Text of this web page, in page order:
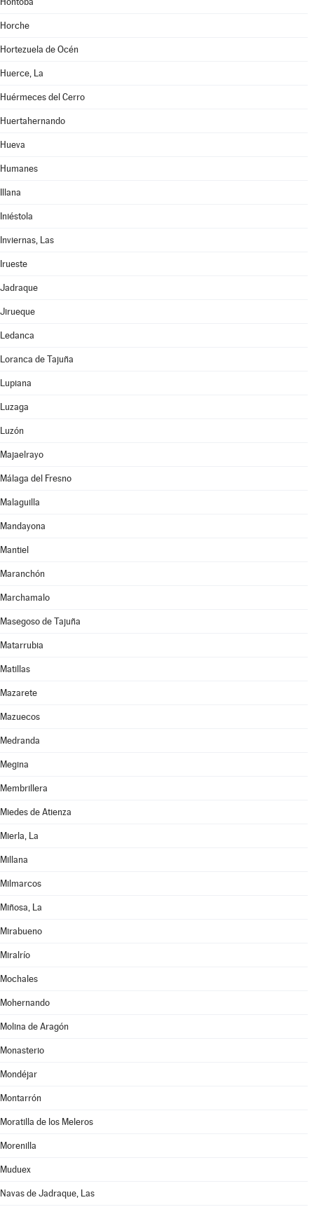
Horche
Hortezuela de Océn
Huerce, La
Huérmeces del Cerro
Huertahernando
Hueva
Humanes
Illana
Iniéstola
Inviernas, Las
Irueste
Jadraque
Jirueque
Ledanca
Loranca de Tajuña
Lupiana
Luzaga
Luzón
Majaelrayo
Málaga del Fresno
Malaguilla
Mandayona
Mantiel
Maranchón
Marchamalo
Masegoso de Tajuña
Matarrubia
Matillas
Mazarete
Mazuecos
Medranda
Megina
Membrillera
Miedes de Atienza
Mierla, La
Millana
Milmarcos
Miñosa, La
Mirabueno
Miralrío
Mochales
Mohernando
Molina de Aragón
Monasterio
Mondéjar
Montarrón
Moratilla de los Meleros
Morenilla
Muduex
Navas de Jadraque, Las